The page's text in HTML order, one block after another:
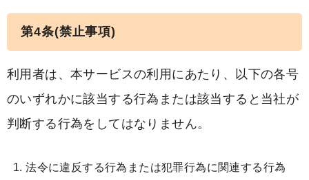
第4条(禁止事項)
利用者は、本サービスの利用にあたり、以下の各号
のいずれかに該当する行為または該当すると当社が
判断する行為をしてはなりません。
法令に違反する行為または犯罪行為に関連する行為